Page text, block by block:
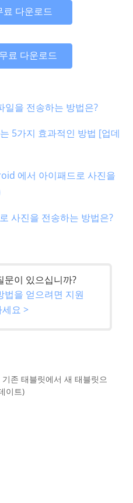
료 다운로드
료 다운로드
을 전송하는 방법은?
5가지 효과적인 방법 [업데
에서 아이패드로 사진을
사진을 전송하는 방법은?
문이 있으십니까?
법을 얻으려면 지원
요 >
기존 태블릿에서 새 태블릿으
이트)